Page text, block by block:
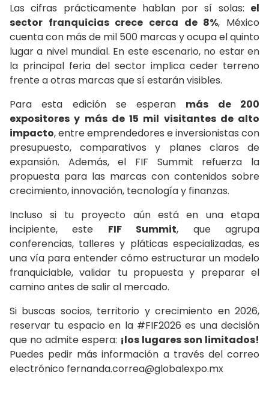
Las cifras prácticamente hablan por sí solas: el
sector franquicias crece cerca de 8%, México
cuenta con más de mil 500 marcas y ocupa el quinto
lugar a nivel mundial. En este escenario, no estar en
la principal feria del sector implica ceder terreno
frente a otras marcas que sí estarán visibles.
Para esta edición se esperan más de 200
expositores y más de 15 mil visitantes de alto
impacto, entre emprendedores e inversionistas con
presupuesto, comparativos y planes claros de
expansión. Además, el FIF Summit refuerza la
propuesta para las marcas con contenidos sobre
crecimiento, innovación, tecnología y finanzas.
Incluso si tu proyecto aún está en una etapa
incipiente, este FIF Summit, que agrupa
conferencias, talleres y pláticas especializadas, es
una vía para entender cómo estructurar un modelo
franquiciable, validar tu propuesta y preparar el
camino antes de salir al mercado.
Si buscas socios, territorio y crecimiento en 2026,
reservar tu espacio en la #FIF2026 es una decisión
que no admite espera: ¡los lugares son limitados!
Puedes pedir más información a través del correo
electrónico fernanda.correa@globalexpo.mx